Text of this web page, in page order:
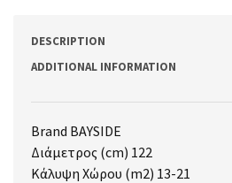
DESCRIPTION
ADDITIONAL INFORMATION
Brand BAYSIDE
Διάμετρος (cm) 122
Κάλυψη Χώρου (m2) 13-21